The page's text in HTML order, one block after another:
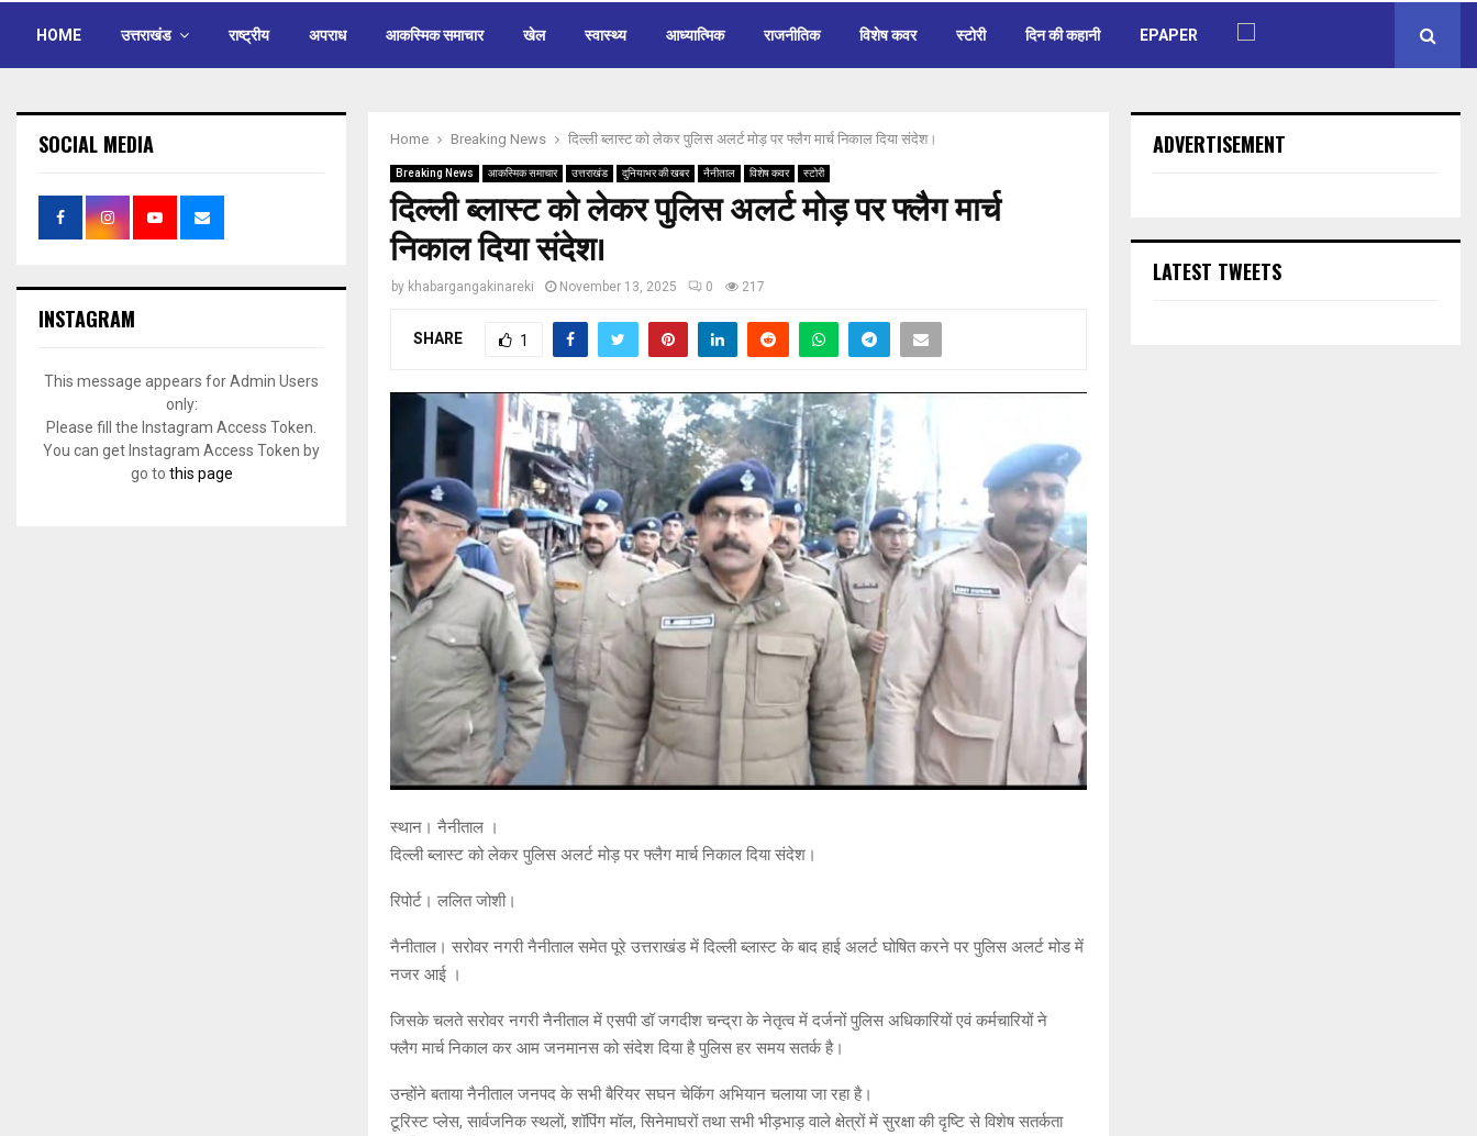
HOME उत्तराखंड राष्ट्रीय अपराध आकस्मिक समाचार खेल स्वास्थ्य आध्यात्मिक राजनीतिक विशेष कवर स्टोरी दिन की कहानी EPAPER
Home Breaking News दिल्ली ब्लास्ट को लेकर पुलिस अलर्ट मोड़ पर फ्लैग मार्च निकाल दिया संदेश।
Breaking News आकस्मिक समाचार उत्तराखंड दुनियाभर की खबर नैनीताल विशेष कवर स्टोरी
दिल्ली ब्लास्ट को लेकर पुलिस अलर्ट मोड़ पर फ्लैग मार्च
निकाल दिया संदेश।
by khabargangakinareki November 13, 2025 0 217
SHARE 1
स्थान। नैनीताल ।
दिल्ली ब्लास्ट को लेकर पुलिस अलर्ट मोड़ पर फ्लैग मार्च निकाल दिया संदेश।
रिपोर्ट। ललित जोशी।
नैनीताल। सरोवर नगरी नैनीताल समेत पूरे उत्तराखंड में दिल्ली ब्लास्ट के बाद हाई अलर्ट घोषित करने पर पुलिस अलर्ट मोड में
नजर आई ।
जिसके चलते सरोवर नगरी नैनीताल में एसपी डॉ जगदीश चन्द्रा के नेतृत्व में दर्जनों पुलिस अधिकारियों एवं कर्मचारियों ने
फ्लैग मार्च निकाल कर आम जनमानस को संदेश दिया है पुलिस हर समय सतर्क है।
उन्होंने बताया नैनीताल जनपद के सभी बैरियर सघन चेकिंग अभियान चलाया जा रहा है।
टूरिस्ट प्लेस, सार्वजनिक स्थलों, शॉपिंग मॉल, सिनेमाघरों तथा सभी भीड़भाड़ वाले क्षेत्रों में सुरक्षा की दृष्टि से विशेष सतर्कता
SOCIAL MEDIA
INSTAGRAM
This message appears for Admin Users
only:
Please fill the Instagram Access Token.
You can get Instagram Access Token by
go to this page
ADVERTISEMENT
LATEST TWEETS